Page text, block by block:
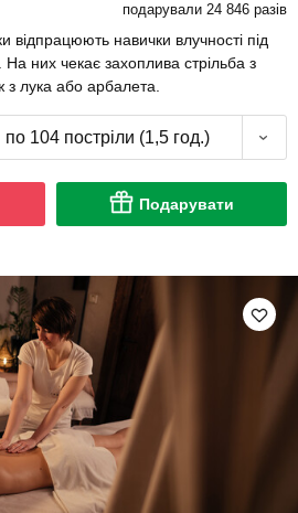
подарували 24 846 разів
відпрацюють навички влучності під
На них чекає захоплива стрільба з
з лука або арбалета.
по 104 постріли (1,5 год.)
Подарувати